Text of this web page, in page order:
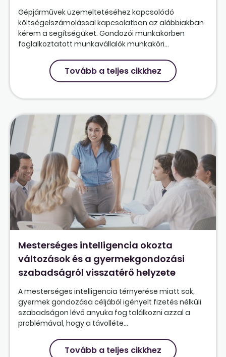
Gépjárművek üzemeltetéséhez kapcsolódó
költségelszámolással kapcsolatban az alábbiakban
kérem a segítségüket. Gondozói munkakörben
foglalkoztatott munkavállalók munkaköri...
Tovább a teljes cikkhez
Mesterséges intelligencia okozta
változások és a gyermekgondozási
szabadságról visszatérő helyzete
A mesterséges intelligencia térnyerése miatt sok,
gyermek gondozása céljából igényelt fizetés nélküli
szabadságon lévő anyuka fog találkozni azzal a
problémával, hogy a távolléte...
Tovább a teljes cikkhez